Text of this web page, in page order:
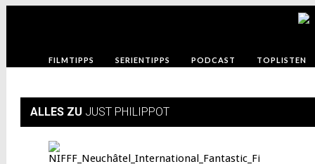
FILMTIPPS SERIENTIPPS PODCAST TOPLISTEN
ALLES ZU JUST PHILIPPOT